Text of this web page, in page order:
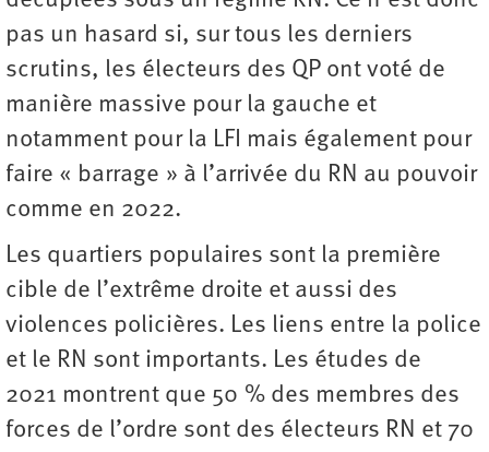
pas un hasard si, sur tous les derniers
scrutins, les électeurs des QP ont voté de
manière massive pour la gauche et
notamment pour la LFI mais également pour
faire « barrage » à l’arrivée du RN au pouvoir
comme en 2022.
Les quartiers populaires sont la première
cible de l’extrême droite et aussi des
violences policières. Les liens entre la police
et le RN sont importants. Les études de
2021 montrent que 50 % des membres des
forces de l’ordre sont des électeurs RN et 70